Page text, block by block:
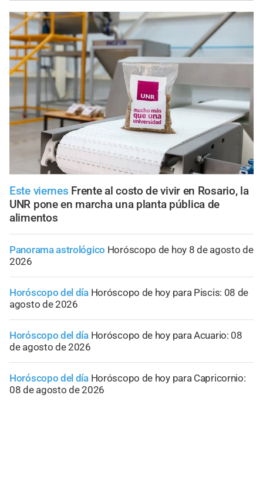
Este viernes Frente al costo de vivir en Rosario, la
UNR pone en marcha una planta pública de
alimentos
Panorama astrológico Horóscopo de hoy 8 de agosto de
2026
Horóscopo del día Horóscopo de hoy para Piscis: 08 de
agosto de 2026
Horóscopo del día Horóscopo de hoy para Acuario: 08
de agosto de 2026
Horóscopo del día Horóscopo de hoy para Capricornio:
08 de agosto de 2026